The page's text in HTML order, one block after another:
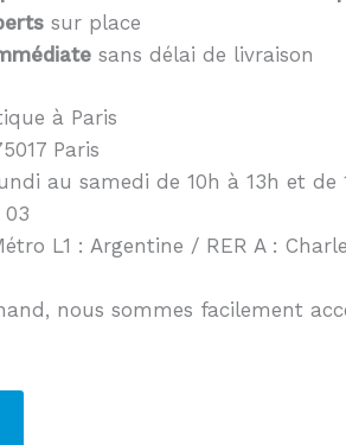
sur place
sans délai de livraison
à Paris
Paris
au samedi de 10h à 13h et de
L1 : Argentine / RER A :
nous sommes facilement